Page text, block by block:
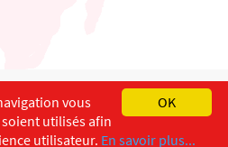
Français
Impressum
OK
vous
utilisés afin
utilisateur. En savoir plus...